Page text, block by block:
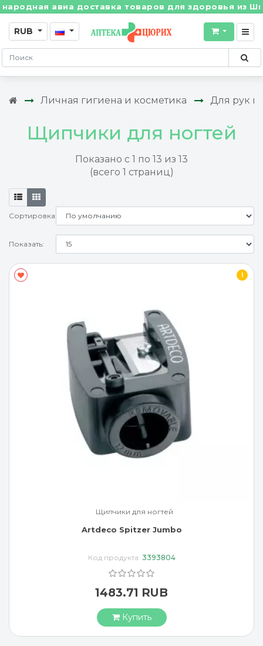
авиа доставка товаров для здоровья из
RUB
Личная гигиена и косметика Для рук и
Щипчики для ногтей
Показано с 1 по 13 из 13
(всего 1 страниц)
Сортировка:
Показать:
I
Щипчики для ногтей
Artdeco Spitzer Jumbo
Код продукта: 3393804
1483.71 RUB
Купить